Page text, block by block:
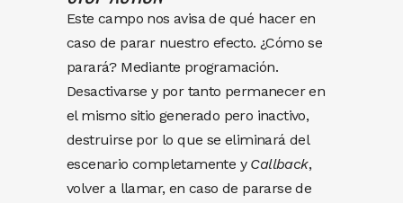
Este campo nos avisa de qué hacer en
caso de parar nuestro efecto. ¿Cómo se
parará? Mediante programación.
Desactivarse y por tanto permanecer en
el mismo sitio generado pero inactivo,
destruirse por lo que se eliminará del
escenario completamente y Callback,
volver a llamar, en caso de pararse de